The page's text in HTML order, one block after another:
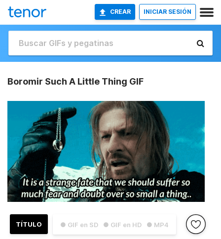
CREAR INICIAR SESIÓN
Boromir Such A Little Thing GIF
● GIF en SD ● GIF en HD ● MP4
TÍTULO